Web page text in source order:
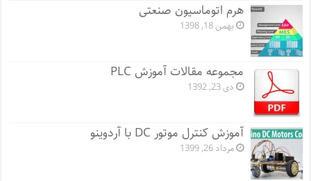
هرم اتوماسیون صنعتی
بهمن 18, 1398
مجموعه مقالات آموزش PLC
دی 23, 1392
آموزش کنترل موتور DC با آردوینو
مرداد 26, 1399